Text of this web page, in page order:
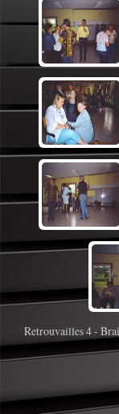
Retrouvailles 4 -